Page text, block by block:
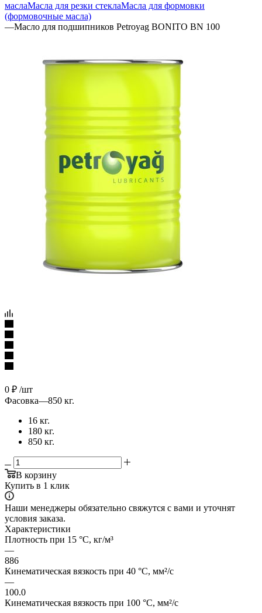
маслаМасла для резки стеклаМасла для формовки
(формовочные масла)
—Масло для подшипников Petroyag BONITO BN 100
0 ₽ /шт
Фасовка—850 кг.
16 кг.
180 кг.
850 кг.
В корзину
Купить в 1 клик
Наши менеджеры обязательно свяжутся с вами и уточнят
условия заказа.
Характеристики
Плотность при 15 °C, кг/м³
—
886
Кинематическая вязкость при 40 °C, мм²/с
—
100.0
Кинематическая вязкость при 100 °C, мм²/с